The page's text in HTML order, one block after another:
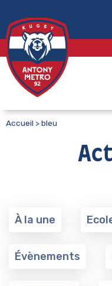
Accueil >bleu
À la une
Évènements